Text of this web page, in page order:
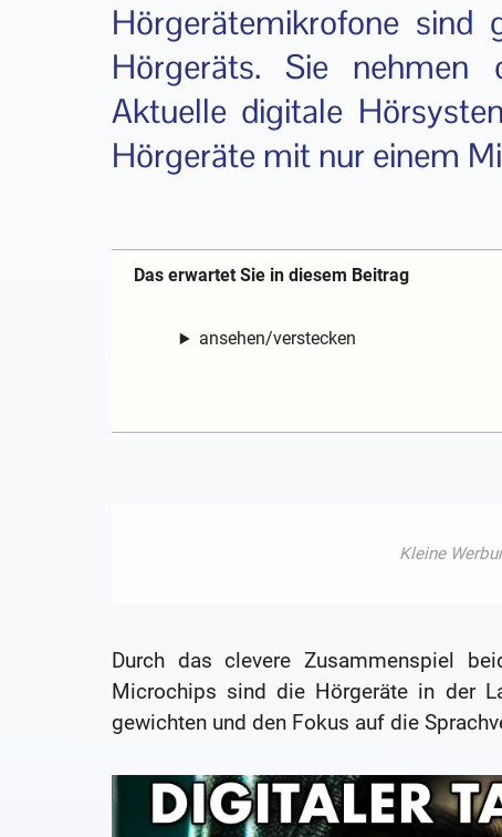
Hörgerätemikrofone sind
Hörgeräts. Sie
Aktuelle digitale
Hörgeräte mit nur einem
Das erwartet Sie in diesem Beitrag
ansehen/verstecken
Durch das clevere Zusammenspiel
Microchips sind die Hörgeräte in der
gewichten und den Fokus auf die